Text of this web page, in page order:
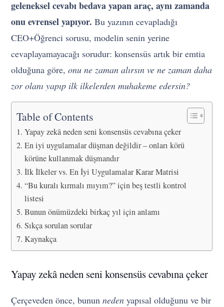
geleneksel cevabı bedava yapan araç, aynı zamanda
onu evrensel yapıyor. Bu yazının cevapladığı
CEO+Öğrenci sorusu, modelin senin yerine
cevaplayamayacağı sorudur: konsensüs artık bir emtia
olduğuna göre,onu ne zaman alırsın ve ne zaman daha
zor olanı yapıp ilk ilkelerden muhakeme edersin?
Table of Contents
Yapay zekâ neden seni konsensüs cevabına çeker
En iyi uygulamalar düşman değildir – onları körü
körüne kullanmak düşmandır
İlk İlkeler vs. En İyi Uygulamalar Karar Matrisi
“Bu kuralı kırmalı mıyım?” için beş testli kontrol
listesi
Bunun önümüzdeki birkaç yıl için anlamı
Sıkça sorulan sorular
Kaynakça
Yapay zekâ neden seni konsensüs cevabına çeker
Çerçeveden önce, bununneden yapısal olduğunu ve bir